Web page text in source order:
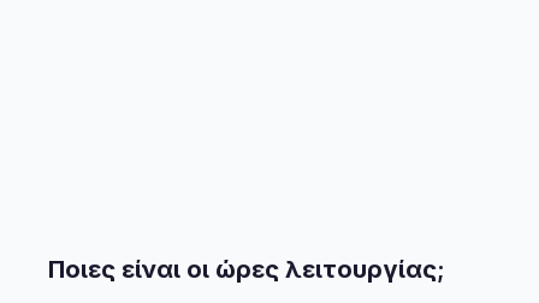
Ποιες είναι οι ώρες λειτουργίας;